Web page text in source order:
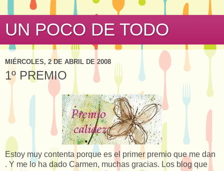
UN POCO DE TODO
MIÉRCOLES, 2 DE ABRIL DE 2008
1º PREMIO
Estoy muy contenta porque es el primer premio que me dan
. Y me lo ha dado Carmen, muchas gracias. Los blog que